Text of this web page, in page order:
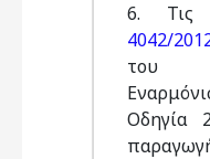
6. Τις
4042/
του
Οδηγία